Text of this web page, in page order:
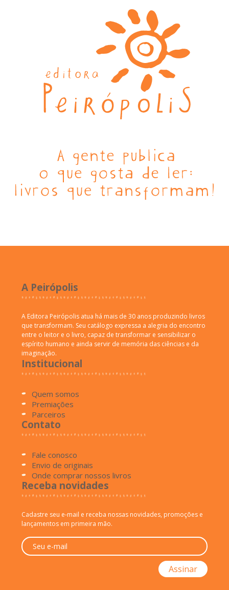
A Peirópolis
A Editora Peirópolis atua há mais de 30 anos produzindo livros
que transformam. Seu catálogo expressa a alegria do encontro
entre o leitor e o livro, capaz de transformar e sensibilizar o
espírito humano e ainda servir de memória das ciências e da
imaginação.
Institucional
Quem somos
Premiações
Parceiros
Contato
Fale conosco
Envio de originais
Onde comprar nossos livros
Receba novidades
Cadastre seu e-mail e receba nossas novidades, promoções e
lançamentos em primeira mão.